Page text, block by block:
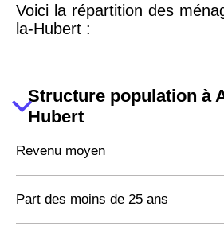
Voici la répartition des
la-Hubert :
Structure population à
Hubert
Revenu moyen
Part des moins de 25 ans